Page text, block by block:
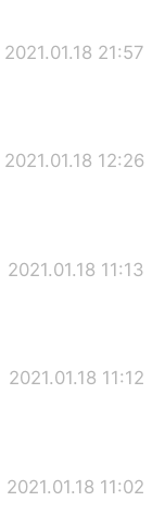
2021.01.18 21:57
2021.01.18 12:26
2021.01.18 11:13
2021.01.18 11:12
2021.01.18 11:02